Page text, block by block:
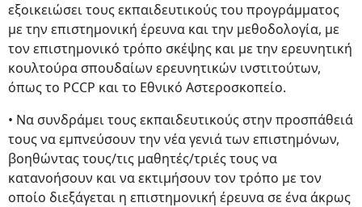
εξοικειώσει τους εκπαιδευτικούς του προγράμματος
με την επιστημονική έρευνα και την μεθοδολογία, με
τον επιστημονικό τρόπο σκέψης και με την ερευνητική
κουλτούρα σπουδαίων ερευνητικών ινστιτούτων,
όπως το PCCP και το Εθνικό Αστεροσκοπείο.
• Να συνδράμει τους εκπαιδευτικούς στην προσπάθειά
τους να εμπνεύσουν την νέα γενιά των επιστημόνων,
βοηθώντας τους/τις μαθητές/τριές τους να
κατανοήσουν και να εκτιμήσουν τον τρόπο με τον
οποίο διεξάγεται η επιστημονική έρευνα σε ένα άκρως